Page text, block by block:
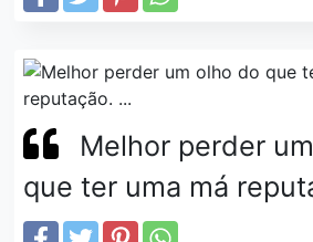
Melhor perder
que ter uma má